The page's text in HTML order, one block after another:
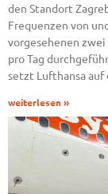
den Standort
Frequenzen von
vorgesehenen
pro Tag
setzt Lufthansa auf
weiterlesen »